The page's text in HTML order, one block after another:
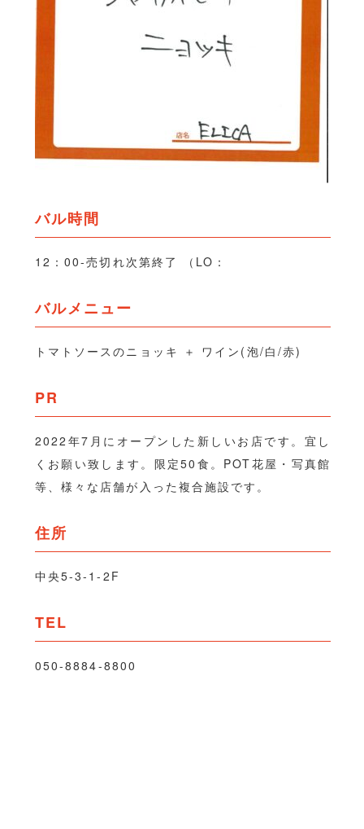
バル時間
12：00-売切れ次第終了 （LO：
バルメニュー
トマトソースのニョッキ ＋ ワイン(泡/白/赤)
PR
2022年7月にオープンした新しいお店です。宜し
くお願い致します。限定50食。POT花屋・写真館
等、様々な店舗が入った複合施設です。
住所
中央5-3-1-2F
TEL
050-8884-8800